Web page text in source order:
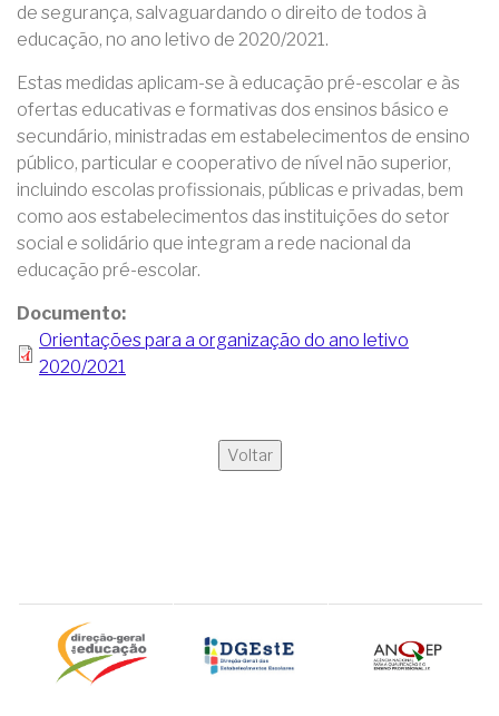
de segurança, salvaguardando o direito de todos à
educação, no ano letivo de 2020/2021.
Estas medidas aplicam-se à educação pré-escolar e às
ofertas educativas e formativas dos ensinos básico e
secundário, ministradas em estabelecimentos de ensino
público, particular e cooperativo de nível não superior,
incluindo escolas profissionais, públicas e privadas, bem
como aos estabelecimentos das instituições do setor
social e solidário que integram a rede nacional da
educação pré-escolar.
Documento
Orientações para a organização do ano letivo
2020/2021
Voltar